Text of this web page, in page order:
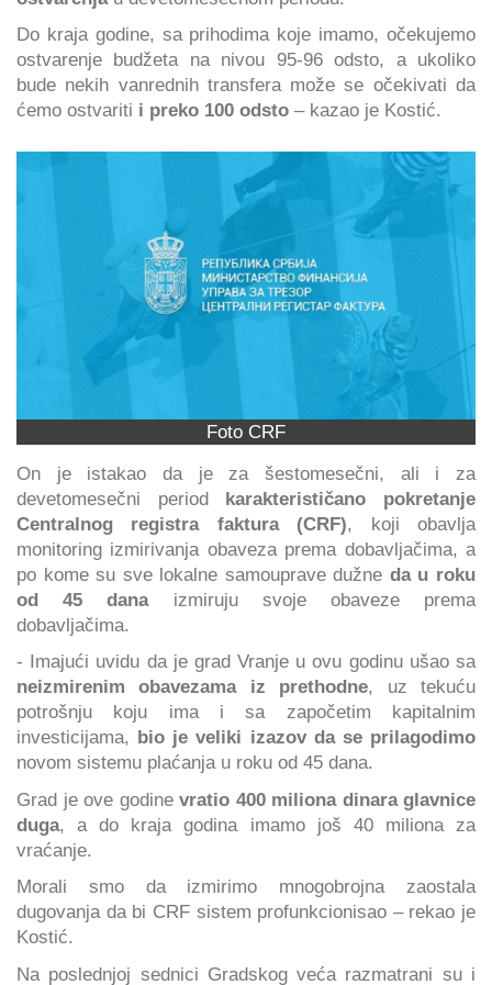
Do kraja godine, sa prihodima koje imamo, očekujemo
ostvarenje budžeta na nivou 95-96 odsto, a ukoliko
bude nekih vanrednih transfera može se očekivati da
ćemo ostvariti i preko 100 odsto – kazao je Kostić.
Foto CRF
On je istakao da je za šestomesečni, ali i za
devetomesečni period karakterističano pokretanje
Centralnog registra faktura (CRF), koji obavlja
monitoring izmirivanja obaveza prema dobavljačima, a
po kome su sve lokalne samouprave dužne da u roku
od 45 danaizmiruju svoje obaveze prema
dobavljačima.
- Imajući uvidu da je grad Vranje u ovu godinu ušao sa
neizmirenim obavezama iz prethodne, uz tekuću
potrošnju koju ima i sa započetim kapitalnim
investicijama, bio je veliki izazov da se prilagodimo
novom sistemu plaćanja u roku od 45 dana.
Grad je ove godine vratio 400 miliona dinara glavnice
duga, a do kraja godina imamo još 40 miliona za
vraćanje.
Morali smo da izmirimo mnogobrojna zaostala
dugovanja da bi CRF sistem profunkcionisao – rekao je
Kostić.
Na poslednjoj sednici Gradskog veća razmatrani su i